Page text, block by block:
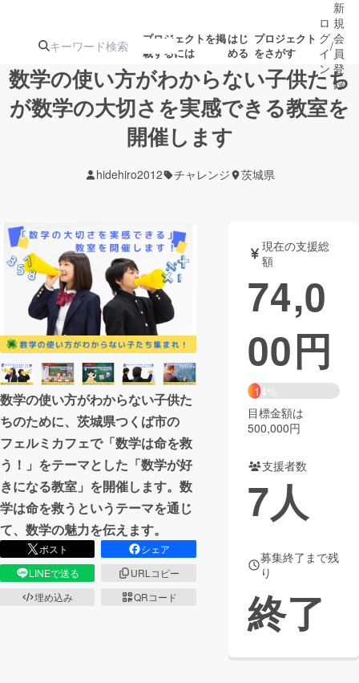
プロジェクトを掲
載するには
はじ
める
プロジェクト
をさがす
注目の新着プロ 募集終了が近いプ
ロジェクト
テクノロジー・ガジェット
映像・映画 書籍・雑誌
ビジネス・起業 チャレンジ
まちづくり・地域活性化
CAMPFIRE for Social Good
CAMPFIRE Creation
CAMPFIREふるさと納税machi-ya コミュニティ
ロ
グ
イ
ン
/
新
規
会
員
登
録
数学の使い方がわからない子供たち
が数学の大切さを実感できる教室を
開催します
hidehiro2012 チャレンジ 茨城県
数学の使い方がわからない子供た
ちのために、茨城県つくば市の
フェルミカフェで「数学は命を救
う！」をテーマとした「数学が好
きになる教室」を開催します。数
学は命を救うというテーマを通じ
て、数学の魅力を伝えます。
ポスト
シェア
LINEで送る
URLコピー
埋め込み
QRコード
現在の支援総
額
74,0
00円
14%
目標金額は
500,000円
支援者数
7人
募集終了まで残
り
終了